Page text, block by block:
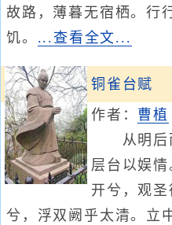
故路，薄暮无宿栖。行
饥。 ...查看全文...
铜雀台赋
作者： 曹植
从明后
层台以娱
开兮，观
兮，浮双阙乎太清。立